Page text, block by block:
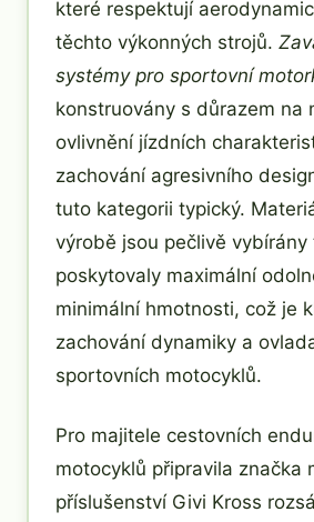
které respektují
těchto výkonných strojů.
systémy pro sportovní
konstruovány s důrazem na
ovlivnění jízdních
zachování agresivního
tuto kategorii typický.
výrobě jsou pečlivě vybírány
poskytovaly maximální
minimální hmotnosti, což je
zachování dynamiky a
sportovních motocyklů.
Pro majitele cestovních
motocyklů připravila značka
příslušenství Givi Kross